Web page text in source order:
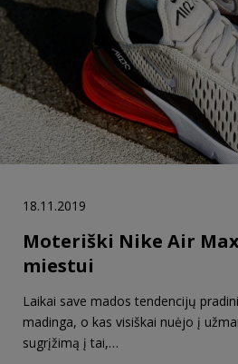
18.11.2019
Moteriški Nike Air Max
miestui
Laikai save mados tendencijų
madinga, o kas visiškai nuėjo į
sugrįžimą į tai,…